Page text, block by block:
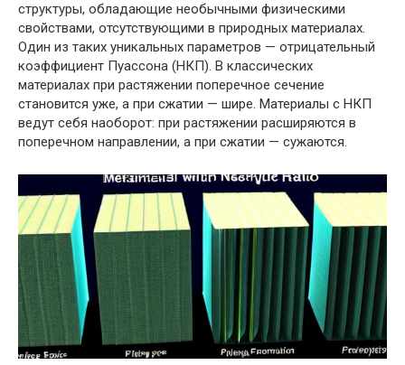
структуры, обладающие необычными физическими
свойствами, отсутствующими в природных материалах.
Один из таких уникальных параметров — отрицательный
коэффициент Пуассона (НКП). В классических
материалах при растяжении поперечное сечение
становится уже, а при сжатии — шире. Материалы с НКП
ведут себя наоборот: при растяжении расширяются в
поперечном направлении, а при сжатии — сужаются.